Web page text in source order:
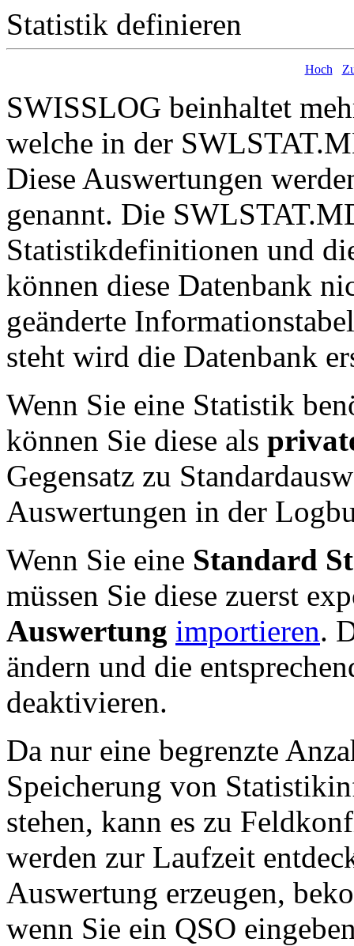
Statistik definieren
Hoch
SWISSLOG beinhaltet
welche in der
Diese Auswertungen
genannt. Die
Statistikdefinitionen und
können diese Datenbank
geänderte
steht wird die Datenbank
Wenn Sie eine Statistik
können Sie diese als
Gegensatz zu
Auswertungen in der
Wenn Sie eine Standard
müssen Sie diese zuerst
Auswertung importieren.
ändern und die
deaktivieren.
Da nur eine begrenzte
Speicherung von
stehen, kann es zu
werden zur Laufzeit
Auswertung erzeugen,
wenn Sie ein QSO